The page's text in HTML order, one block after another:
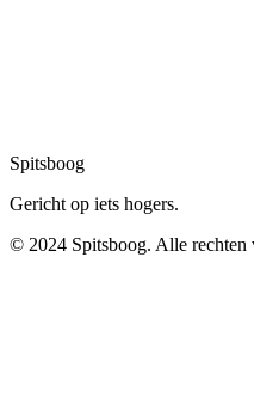
Spitsboog
Gericht op iets hogers.
© 2024 Spitsboog. Alle rechten